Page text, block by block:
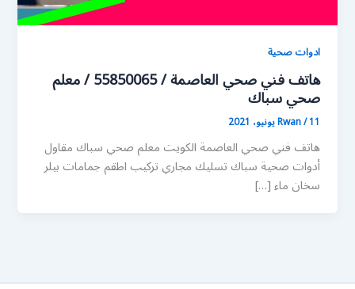
ادوات صحية
هاتف فني صحي العاصمة / 55850065 / معلم
صحي سباك
Rwan/11 يونيو، 2021
هاتف فني صحي العاصمة الكويت معلم صحي سباك مقاول
أدوات صحية سباك تسليك مجاري تركيب اطقم جمامات بيلر
سخان ماء […]